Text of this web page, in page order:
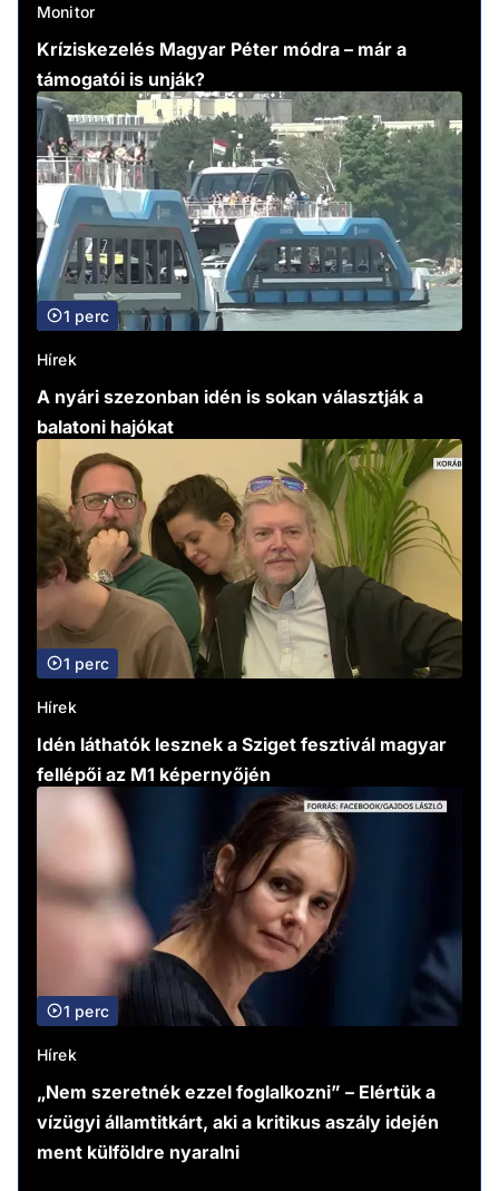
Monitor
Kríziskezelés Magyar Péter módra – már a
támogatói is unják?
1 perc
Hírek
A nyári szezonban idén is sokan választják a
balatoni hajókat
1 perc
Hírek
Idén láthatók lesznek a Sziget fesztivál magyar
fellépői az M1 képernyőjén
1 perc
Hírek
„Nem szeretnék ezzel foglalkozni” – Elértük a
vízügyi államtitkárt, aki a kritikus aszály idején
ment külföldre nyaralni